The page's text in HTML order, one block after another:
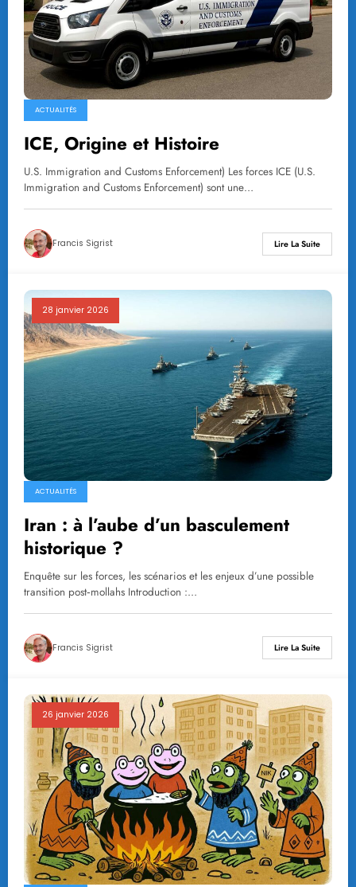
ACTUALITÉS
ICE, Origine et Histoire
U.S. Immigration and Customs Enforcement) Les forces ICE (U.S.
Immigration and Customs Enforcement) sont une…
Francis Sigrist Lire La Suite
28 janvier 2026
ACTUALITÉS
Iran : à l’aube d’un basculement
historique ?
Enquête sur les forces, les scénarios et les enjeux d’une possible
transition post‑mollahs Introduction :…
Francis Sigrist Lire La Suite
26 janvier 2026